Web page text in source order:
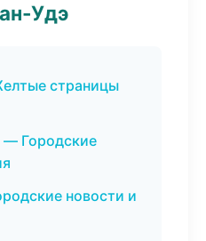
Удэ
страницы
Городские
новости и